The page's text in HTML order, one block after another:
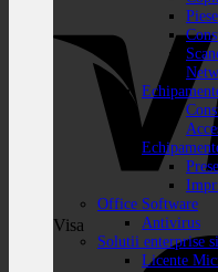
Visa
Piese
Office Software
Antivirus
Solutii enterprise
Licente